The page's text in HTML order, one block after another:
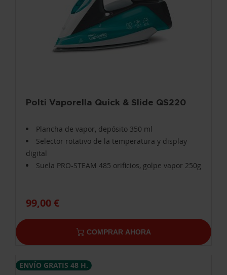
Polti Vaporella Quick & Slide QS220
Plancha de vapor, depósito 350 ml
Selector rotativo de la temperatura y display
digital
Suela PRO-STEAM 485 orificios, golpe vapor 250g
99,00 €
COMPRAR AHORA
ENVÍO GRATIS 48 H.